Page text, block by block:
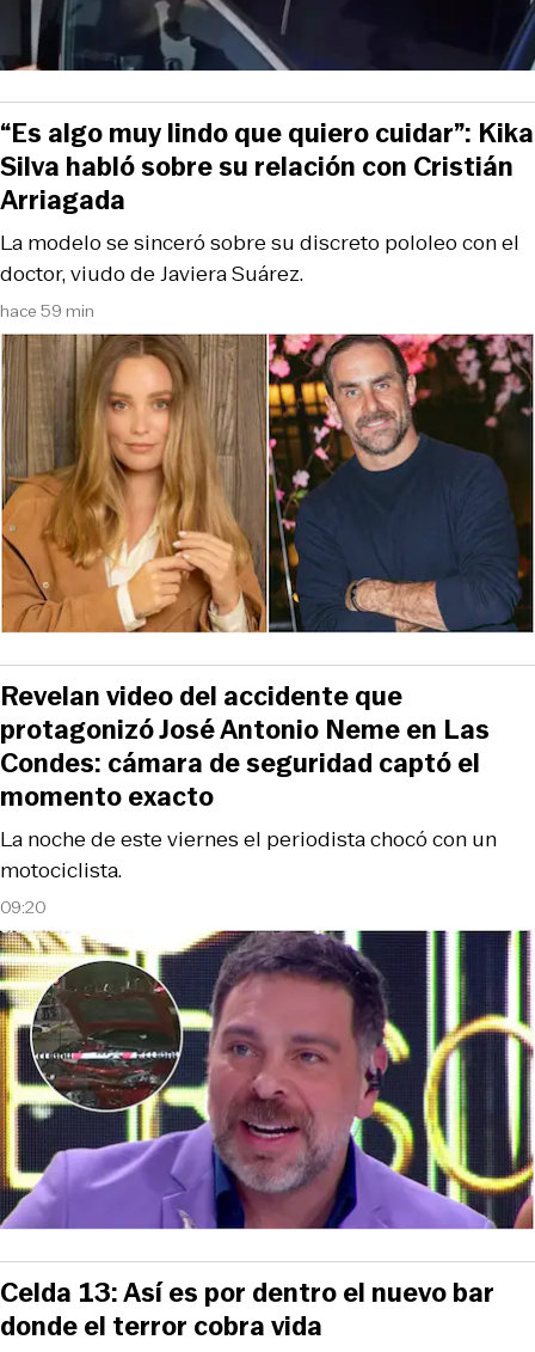
hace 59 min
La modelo se sinceró sobre su discreto pololeo con el
doctor, viudo de Javiera Suárez.
“Es algo muy lindo que quiero cuidar”: Kika
Silva habló sobre su relación con Cristián
Arriagada
09:20
La noche de este viernes el periodista chocó con un
motociclista.
Revelan video del accidente que
protagonizó José Antonio Neme en Las
Condes: cámara de seguridad captó el
momento exacto
Celda 13: Así es por dentro el nuevo bar
donde el terror cobra vida